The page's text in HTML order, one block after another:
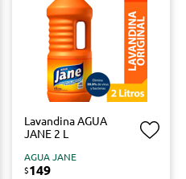
Lavandina AGUA
JANE 2 L
AGUA JANE
$149